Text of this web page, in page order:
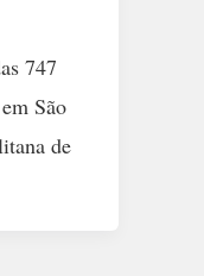
747
São
de